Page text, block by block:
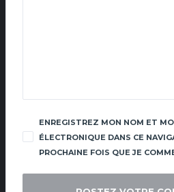
ENREGISTREZ MON NOM ET
ÉLECTRONIQUE DANS CE
PROCHAINE FOIS QUE JE